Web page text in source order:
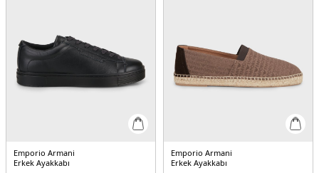
Emporio Armani
Erkek Ayakkabı
Emporio Armani
Erkek Ayakkabı